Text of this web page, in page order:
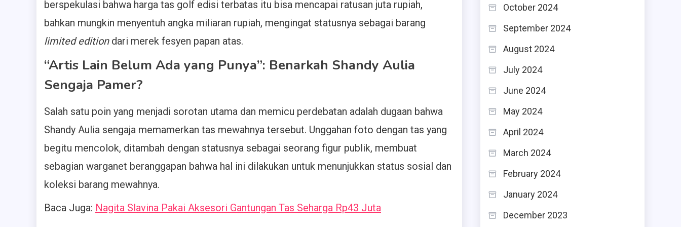
berspekulasi bahwa harga tas golf edisi terbatas itu bisa mencapai ratusan juta rupiah,
bahkan mungkin menyentuh angka miliaran rupiah, mengingat statusnya sebagai barang
limited editiondari merek fesyen papan atas.
“Artis Lain Belum Ada yang Punya”: Benarkah Shandy Aulia
Sengaja Pamer?
Salah satu poin yang menjadi sorotan utama dan memicu perdebatan adalah dugaan bahwa
Shandy Aulia sengaja memamerkan tas mewahnya tersebut. Unggahan foto dengan tas yang
begitu mencolok, ditambah dengan statusnya sebagai seorang figur publik, membuat
sebagian warganet beranggapan bahwa hal ini dilakukan untuk menunjukkan status sosial dan
koleksi barang mewahnya.
Baca Juga: Nagita Slavina Pakai Aksesori Gantungan Tas Seharga Rp43 Juta
October 2024
September 2024
August 2024
July 2024
June 2024
May 2024
April 2024
March 2024
February 2024
January 2024
December 2023